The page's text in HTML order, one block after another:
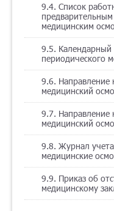
9.4. Список
медицинским
9.5.
периодического
9.6. Направление
медицинский
9.7. Направление
медицинский
9.8. Журнал
медицинские
9.9. Приказ об
медицинскому